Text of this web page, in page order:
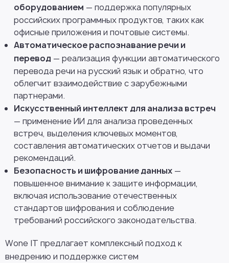
оборудованием — поддержка популярных
российских программных продуктов, таких как
офисные приложения и почтовые системы.
Автоматическое распознавание речи и
перевод — реализация функции автоматического
перевода речи на русский язык и обратно, что
облегчит взаимодействие с зарубежными
партнерами.
Искусственный интеллект для анализа встреч
— применение ИИ для анализа проведенных
встреч, выделения ключевых моментов,
составления автоматических отчетов и выдачи
рекомендаций.
Безопасность и шифрование данных —
повышенное внимание к защите информации,
включая использование отечественных
стандартов шифрования и соблюдение
требований российского законодательства.
Wone IT предлагает комплексный подход к
внедрению и поддержке систем